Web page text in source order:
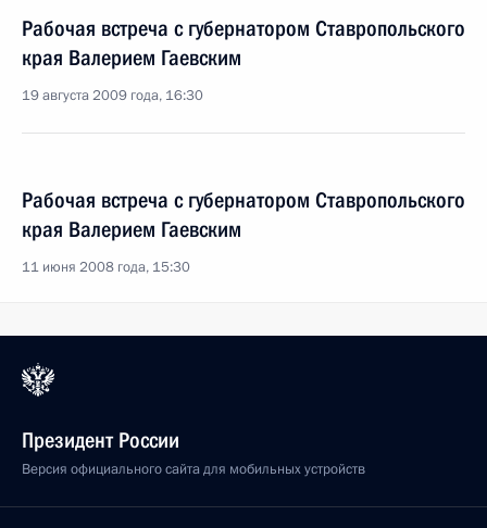
Рабочая встреча с губернатором Ставропольского
края Валерием Гаевским
19 августа 2009 года, 16:30
Рабочая встреча с губернатором Ставропольского
края Валерием Гаевским
11 июня 2008 года, 15:30
Президент России
Версия официального сайта для мобильных устройств